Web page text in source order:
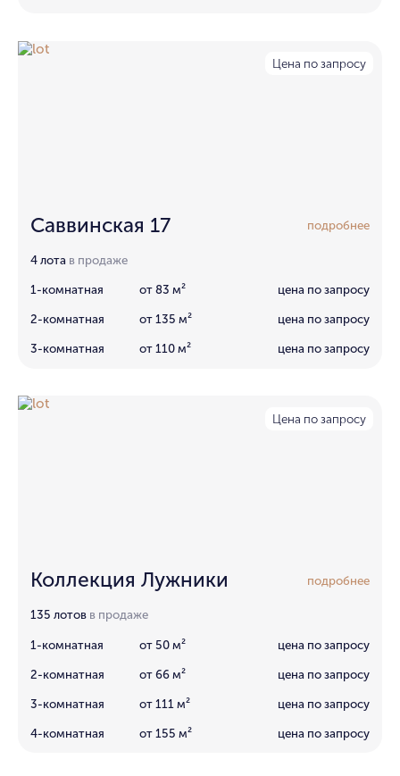
Цена по запросу
Саввинская 17 подробнее
4 лота в продаже
1-комнатная от 83 м² цена по запросу
2-комнатная от 135 м² цена по запросу
3-комнатная от 110 м² цена по запросу
Цена по запросу
Коллекция Лужники подробнее
135 лотов в продаже
1-комнатная от 50 м² цена по запросу
2-комнатная от 66 м² цена по запросу
3-комнатная от 111 м² цена по запросу
4-комнатная от 155 м² цена по запросу